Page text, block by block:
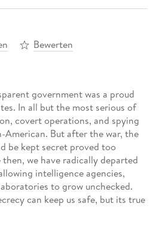
Bewerten
government was a proud
In all but the most serious of
covert operations, and spying
American. But after the war, the
be kept secret proved too
we have radically departed
intelligence agencies,
to grow unchecked.
can keep us safe, but its true